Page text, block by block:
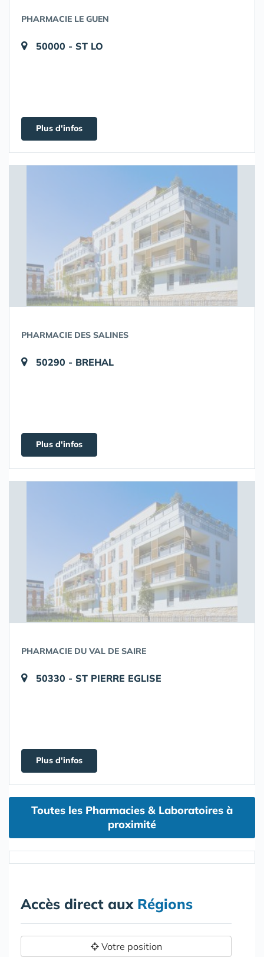
PHARMACIE LE GUEN
50000 - ST LO
Plus d'infos
PHARMACIE DES SALINES
50290 - BREHAL
Plus d'infos
PHARMACIE DU VAL DE SAIRE
50330 - ST PIERRE EGLISE
Plus d'infos
Toutes les Pharmacies & Laboratoires à
proximité
Accès direct aux Régions
Votre position